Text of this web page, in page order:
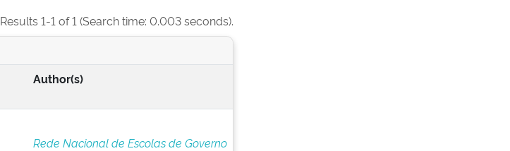
Results 1-1 of 1 (Search time: 0.003 seconds).
Author(s)
Rede Nacional de Escolas de Governo